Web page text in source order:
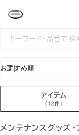
検
アイテム
(12件)
メンテナンスグッズ